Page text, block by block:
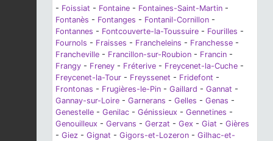
- Foissiat - Fontaine - Fontaines-Saint-Martin -
Fontanès - Fontanges - Fontanil-Cornillon -
Fontannes - Fontcouverte-la-Toussuire - Fourilles -
Fournols - Fraisses - Francheleins - Franchesse -
Francheville - Francillon-sur-Roubion - Francin -
Frangy - Freney - Fréterive - Freycenet-la-Cuche -
Freycenet-la-Tour - Freyssenet - Fridefont -
Frontonas - Frugières-le-Pin - Gaillard - Gannat -
Gannay-sur-Loire - Garnerans - Gelles - Genas -
Genestelle - Genilac - Génissieux - Gennetines -
Genouilleux - Gervans - Gerzat - Gex - Giat - Gières
- Giez - Gignat - Gigors-et-Lozeron - Gilhac-et-